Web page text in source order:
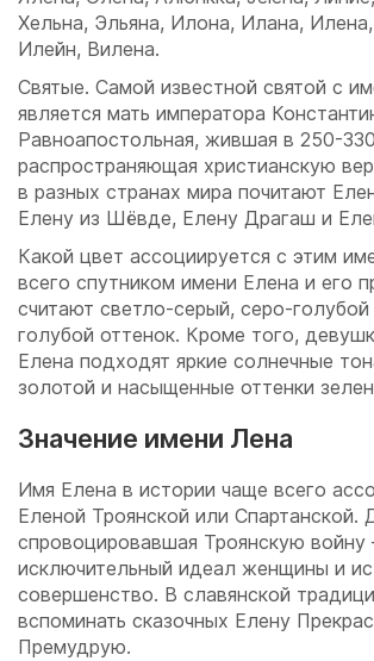
Хельна, Эльяна, Илона, Илана,
Илейн, Вилена.
Святые. Самой известной святой с
является мать императора
Равноапостольная, жившая в 250-
распространяющая христианскую
в разных странах мира почитают
Елену из Шёвде, Елену Драгаш и
Какой цвет ассоциируется с этим
всего спутником имени Елена и его
считают светло-серый, серо-
голубой оттенок. Кроме того,
Елена подходят яркие солнечные
золотой и насыщенные оттенки
Значение имени Лена
Имя Елена в истории чаще всего
Еленой Троянской или Спартанской.
спровоцировавшая Троянскую войну
исключительный идеал женщины и
совершенство. В славянской
вспоминать сказочных Елену
Премудрую.